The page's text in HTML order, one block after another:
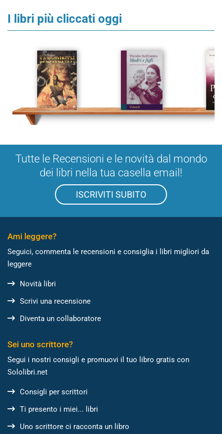
I libri più cliccati oggi
Tutte le Recensioni e le novità dal mondo
dei libri nella tua casella email!
ISCRIVITI SUBITO
Ami leggere?
Seguici, commenta le recensioni e consiglia i libri migliori da
leggere
Novità libri
Scrivi una recensione
Diventa un collaboratore
Sei uno scrittore?
Segui i nostri consigli e promuovi il tuo libro gratis con
Sololibri.net
Consigli per scrittori
Ti presento i miei... libri
Uno scrittore ci racconta un libro